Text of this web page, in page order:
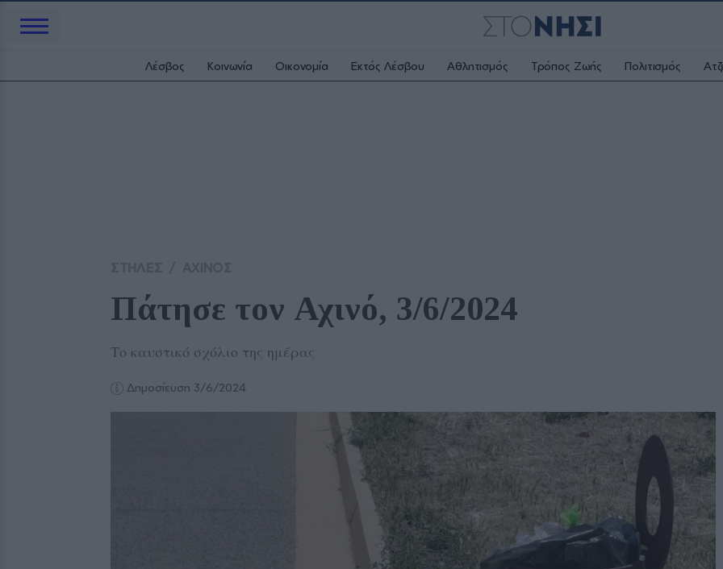
Λέσβος Κοινωνία Οικονομία Εκτός Λέσβου Αθλητισμός Τρόπος Ζωής Πολιτισμός
Πάτησε τον Αχινό, 3/6/2024
Το καυστικό σχόλιο της ημέρας
Δημοσίευση 3/6/2024